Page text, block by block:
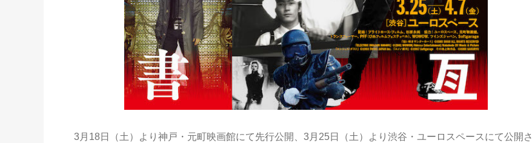
3月18日（土）より神戸・元町映画館にて先行公開、3月25日（土）より渋谷・ユーロスペースにて公開さ